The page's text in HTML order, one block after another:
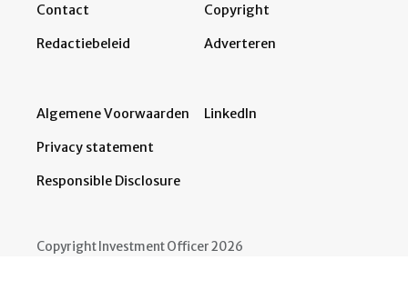
Contact
Redactiebeleid
Copyright
Adverteren
Algemene Voorwaarden
Privacy statement
Responsible Disclosure
LinkedIn
Copyright Investment Officer 2026